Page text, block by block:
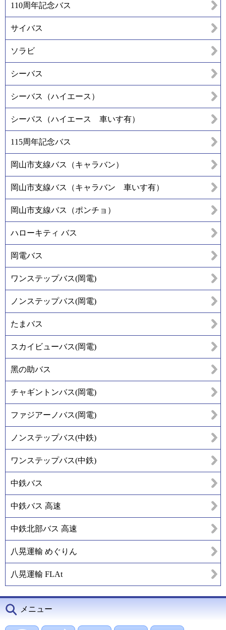
110周年記念バス
サイバス
ソラビ
シーバス
シーバス（ハイエース）
シーバス（ハイエース 車いす有）
115周年記念バス
岡山市支線バス（キャラバン）
岡山市支線バス（キャラバン 車いす有）
岡山市支線バス（ポンチョ）
ハローキティ バス
岡電バス
ワンステップバス(岡電)
ノンステップバス(岡電)
たまバス
スカイビューバス(岡電)
黑の助バス
チャギントンバス(岡電)
ファジアーノバス(岡電)
ノンステップバス(中鉄)
ワンステップバス(中鉄)
中鉄バス
中鉄バス 高速
中鉄北部バス 高速
八晃運輸 めぐりん
八晃運輸 FLAt
メニュー